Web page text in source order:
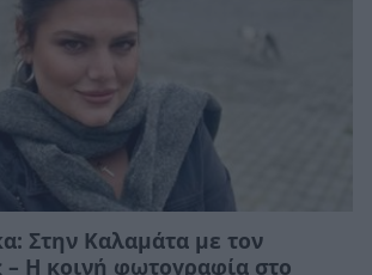
Στην Καλαμάτα με τον
– Η κοινή φωτογραφία στο